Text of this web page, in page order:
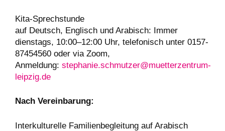
Kita-Sprechstunde
auf Deutsch, Englisch und Arabisch: Immer
dienstags, 10:00–12:00 Uhr, telefonisch unter 0157-
87454560 oder via Zoom,
Anmeldung: stephanie.schmutzer@muetterzentrum-
leipzig.de
Nach Vereinbarung:
Interkulturelle Familienbegleitung auf Arabisch